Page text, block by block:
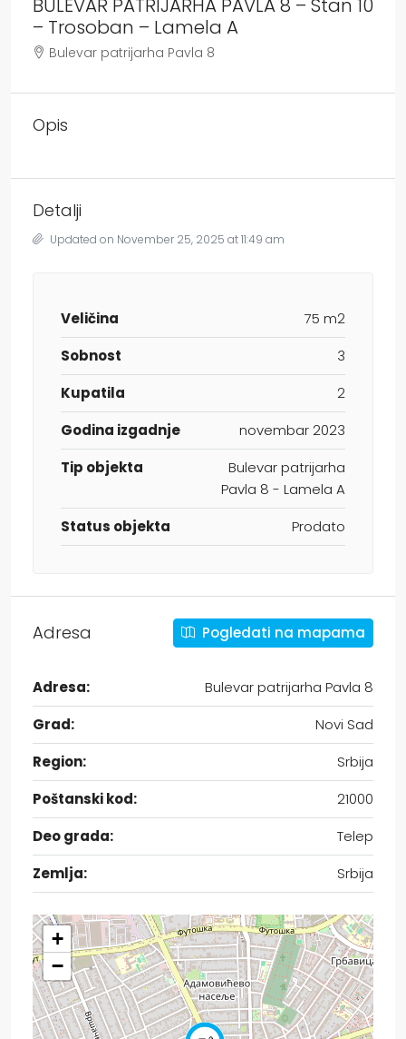
BULEVAR PATRIJARHA PAVLA 8 – Stan 10
– Trosoban – Lamela A
Bulevar patrijarha Pavla 8
Opis
Detalji
Updated on November 25, 2025 at 11:49 am
Veličina
75 m2
Sobnost
3
Kupatila
2
Godina izgadnje
novembar 2023
Tip objekta
Bulevar patrijarha
Pavla 8 - Lamela A
Status objekta
Prodato
Adresa Pogledati na mapama
Adresa:
Bulevar patrijarha Pavla 8
Grad:
Novi Sad
Region:
Srbija
Poštanski kod:
21000
Deo grada:
Telep
Zemlja:
Srbija
+
−